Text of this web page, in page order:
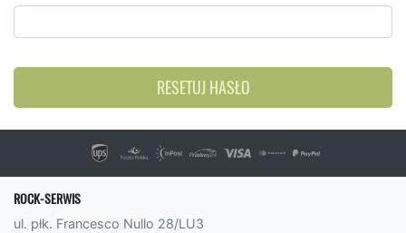
RESETUJ HASŁO
ROCK-SERWIS
ul. płk. Francesco Nullo 28/LU3